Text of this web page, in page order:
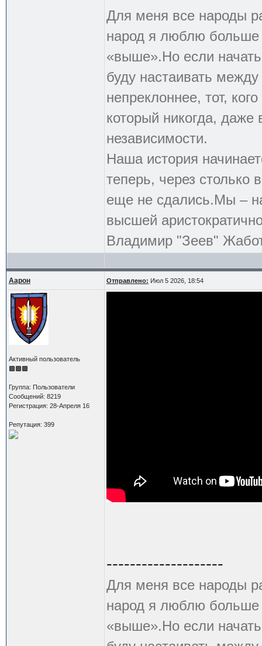
Для меня все народы
народ я люблю больше
«выше».Но если начать
буду настаивать
непреклоннее, тот,
который никогда, даже
независимости.
Наша история
теперь, через
еще не сдались.Мы –
высшей
Владимир "Зеев"
Аарон Отправлено: Июл 5 2026, 18:54
Активный пользователь
Группа: Пользователи
Сообщений: 8219
Регистрация: 28-Апреля 16
Репутация: 399
--------------------
Для меня все народы
народ я люблю больше
«выше».Но если начать